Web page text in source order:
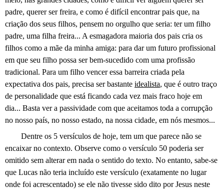
padre, querer ser freira, e como é difícil encontrar pais que, na
criação dos seus filhos, pensem no orgulho que seria: ter um filho
padre, uma filha freira... A esmagadora maioria dos pais cria os
filhos como a mãe da minha amiga: para dar um futuro profissional
em que seu filho possa ser bem-sucedido com uma profissão
tradicional. Para um filho vencer essa barreira criada pela
expectativa dos pais, precisa ser bastante idealista, que é outro traço
de personalidade que está ficando cada vez mais fraco hoje em
dia... Basta ver a passividade com que aceitamos toda a corrupção
no nosso país, no nosso estado, na nossa cidade, em nós mesmos...
Dentre os 5 versículos de hoje, tem um que parece não se
encaixar no contexto. Observe como o versículo 50 poderia ser
omitido sem alterar em nada o sentido do texto. No entanto, sabe-se
que Lucas não teria incluído este versículo (exatamente no lugar
onde foi acrescentado) se ele não tivesse sido dito por Jesus neste